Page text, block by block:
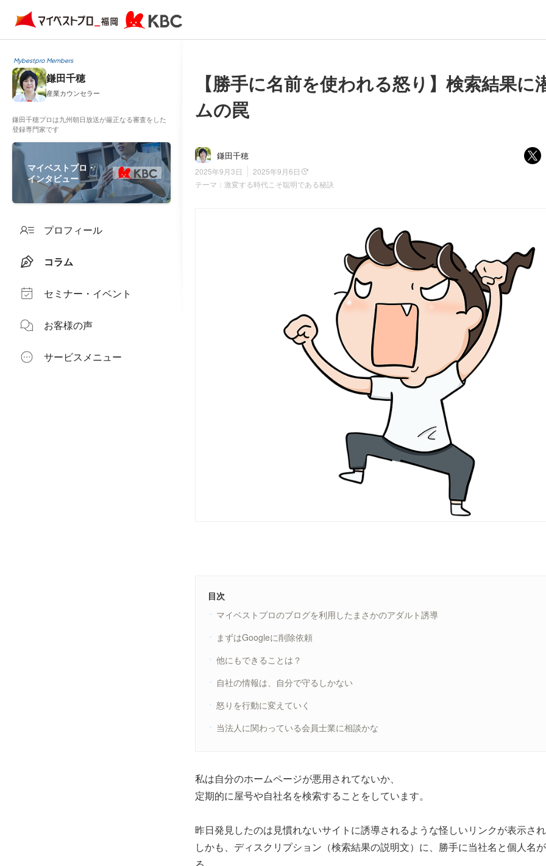
Mybestpro Members
鎌田千穂
産業カウンセラー
鎌田千穂プロは九州朝日放送が厳正なる審査をした
登録専門家です
マイベストプロ・
インタビュー
プロフィール
コラム
セミナー・イベント
お客様の声
サービスメニュー
【勝手に名前を使われる怒り】検索結果に
ムの罠
鎌田千穂
2025年9月3日
2025年9月6日
テーマ： 激変する時代こそ聡明である秘訣
目次
マイベストプロのブログを利用したまさかのアダルト誘導
まずはGoogleに削除依頼
他にもできることは？
自社の情報は、自分で守るしかない
怒りを行動に変えていく
当法人に関わっている会員士業に相談かな
私は自分のホームページが悪用されてないか、
定期的に屋号や自社名を検索することをしています。
昨日発見したのは見慣れないサイトに誘導されるような怪しいリンクが表示さ
しかも、ディスクリプション（検索結果の説明文）に、勝手に当社名と個人名